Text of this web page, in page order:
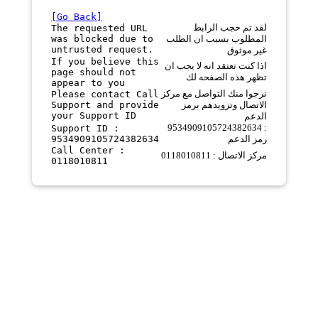
[Go Back]
The requested URL
was blocked due to
untrusted request.
لقد تم حجب الرابط
المطلوب بسبب ان الطلب
غير موثوق
If you believe this
page should not
appear to you
اذا كنت تعتقد انه لا يجب ان
تظهر هذه الصفحه لك
Please contact Call
Support and provide
your Support ID
نرجوا منك التواصل مع مركز
الاتصال وتزويدهم برمز
الدعم
Support ID :
9534909105724382634
9534909105724382634 :
رمز الدعم
Call Center :
0118010811
مركز الاتصال : 0118010811